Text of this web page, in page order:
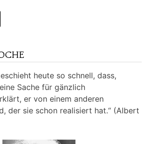
heute so schnell, dass,
Sache für gänzlich
er von einem anderen
der sie schon realisiert hat.“ (Albert